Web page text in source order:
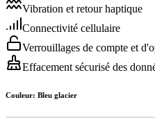
Vibration et retour haptique
Connectivité cellulaire
Verrouillages de compte et
Effacement sécurisé des
Couleur: Bleu glacier